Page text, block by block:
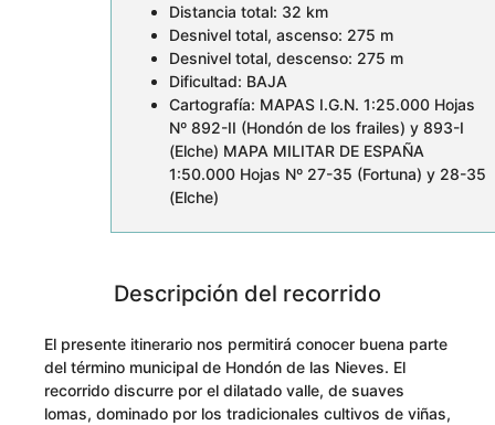
Distancia total: 32 km
Desnivel total, ascenso: 275 m
Desnivel total, descenso: 275 m
Dificultad: BAJA
Cartografía: MAPAS I.G.N. 1:25.000 Hojas
Nº 892-II (Hondón de los frailes) y 893-I
(Elche) MAPA MILITAR DE ESPAÑA
1:50.000 Hojas Nº 27-35 (Fortuna) y 28-35
(Elche)
Descripción del recorrido
El presente itinerario nos permitirá conocer buena parte
del término municipal de Hondón de las Nieves. El
recorrido discurre por el dilatado valle, de suaves
lomas, dominado por los tradicionales cultivos de viñas,